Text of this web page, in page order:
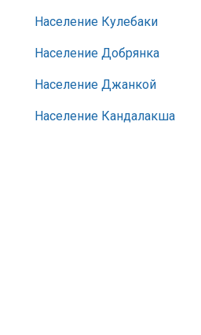
Население Кулебаки
Население Добрянка
Население Джанкой
Население Кандалакша